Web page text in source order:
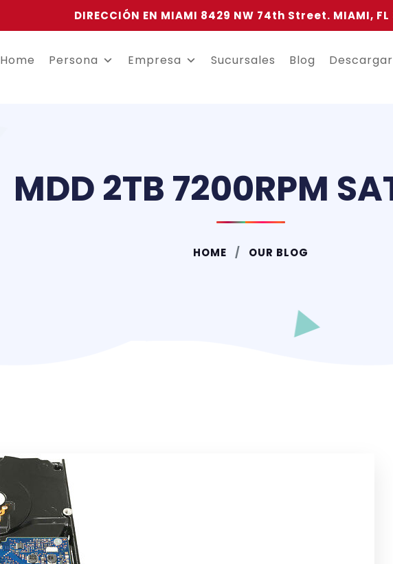
DIRECCIÓN EN MIAMI 8429 NW 74th Street. MIAMI, FL
Home Persona Empresa Sucursales Blog
MDD 2TB 7200RPM
HOME OUR BLOG